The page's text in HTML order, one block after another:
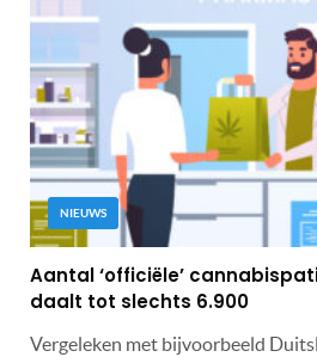
NIEUWS
Aantal ‘officiële’
daalt tot slechts 6.900
Vergeleken met bijvoorbeeld